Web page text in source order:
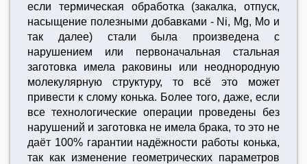
если термическая обработка (закалка, отпуск,
насыщение полезными добавками - Ni, Mg, Mo и
так далее) стали была произведена с
нарушением или первоначальная стальная
заготовка имела раковины или неоднородную
молекулярную структуру, то всё это может
привести к слому конька. Более того, даже, если
все технологические операции проведены без
нарушений и заготовка не имела брака, то это не
даёт 100% гарантии надёжности работы конька,
так как изменение геометрических параметров